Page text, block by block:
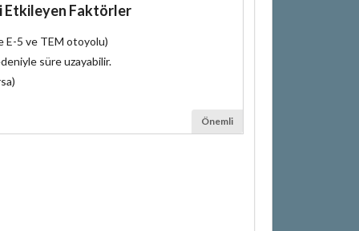
Etkileyen Faktörler
E-5 ve TEM otoyolu)
süre uzayabilir.
Önemli